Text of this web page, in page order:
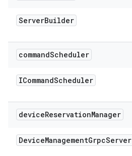
ServerBuilder
commandScheduler
ICommandScheduler
deviceReservationManager
DeviceManagementGrpcServer